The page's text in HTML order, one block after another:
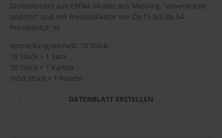
Dichtelement aus EPDM, Mutter aus Messing, "unverpresst
undicht" und mit Pressindikator von Da 15 bis Da 54,
Presskontur: M
Verpackungseinheit: 10 Stück
10 Stück = 1 Sack
30 Stück = 1 Karton
1650 Stück = 1 Palette
DATENBLATT ERSTELLEN